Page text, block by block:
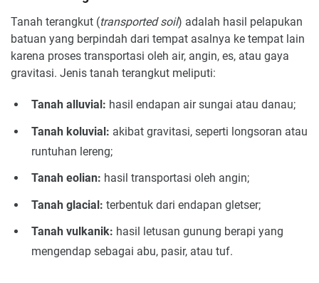
Tanah terangkut (transported soil) adalah hasil pelapukan
batuan yang berpindah dari tempat asalnya ke tempat lain
karena proses transportasi oleh air, angin, es, atau gaya
gravitasi. Jenis tanah terangkut meliputi:
Tanah alluvial: hasil endapan air sungai atau danau;
Tanah koluvial: akibat gravitasi, seperti longsoran atau
runtuhan lereng;
Tanah eolian: hasil transportasi oleh angin;
Tanah glacial: terbentuk dari endapan gletser;
Tanah vulkanik: hasil letusan gunung berapi yang
mengendap sebagai abu, pasir, atau tuf.